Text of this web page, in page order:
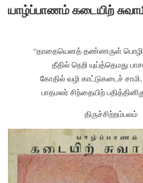
யாழ்ப்பாணம் கடையிற்
“தாதையெனத் தண்ணருள்
தீதில் நெறி யுய்த்தெமது
கோதில் வழி காட்டுகடைச்
பாதமலர் சிந்தையிற்
திருச்சிற்றம்பலம்